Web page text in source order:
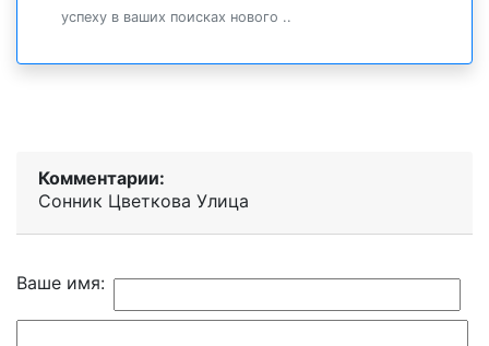
успеху в ваших поисках нового ..
Комментарии:
Сонник Цветкова Улица
Ваше имя: